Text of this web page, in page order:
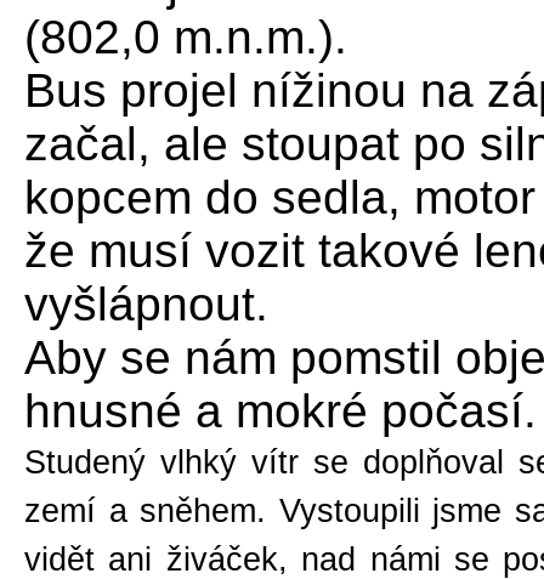
(802,0 m.n.m.).
Bus projel nížinou na
začal, ale stoupat po
kopcem do sedla,
že musí vozit takové
vyšlápnout.
Aby se nám pomstil
hnusné a mokré
Studený vlhký vítr se doplňoval
zemí a sněhem. Vystoupili jsme
vidět ani živáček, nad námi se